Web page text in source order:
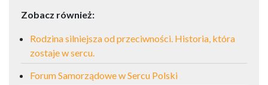
Zobacz również:
Rodzina silniejsza od przeciwności. Historia, która
zostaje w sercu.
Forum Samorządowe w Sercu Polski